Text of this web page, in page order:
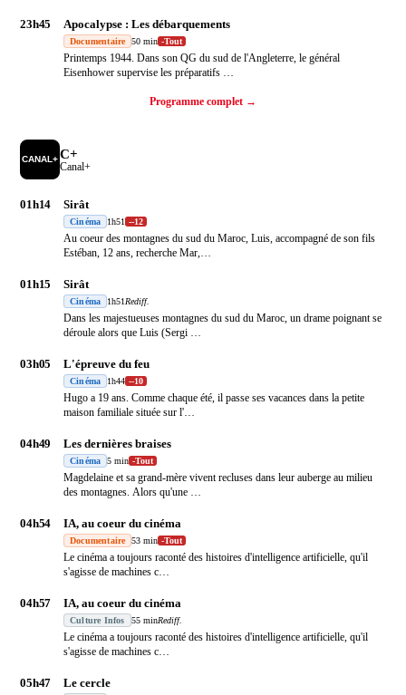
23h45 Apocalypse : Les débarquements
Documentaire 50 min -Tout
Printemps 1944. Dans son QG du sud de l'Angleterre, le général
Eisenhower supervise les préparatifs …
Programme complet →
C+
Canal+
01h14 Sirât
Cinéma 1h51 --12
Au coeur des montagnes du sud du Maroc, Luis, accompagné de son fils
Estéban, 12 ans, recherche Mar,…
01h15 Sirât
Cinéma 1h51 Rediff.
Dans les majestueuses montagnes du sud du Maroc, un drame poignant se
déroule alors que Luis (Sergi …
03h05 L'épreuve du feu
Cinéma 1h44 --10
Hugo a 19 ans. Comme chaque été, il passe ses vacances dans la petite
maison familiale située sur l'…
04h49 Les dernières braises
Cinéma 5 min -Tout
Magdelaine et sa grand-mère vivent recluses dans leur auberge au milieu
des montagnes. Alors qu'une …
04h54 IA, au coeur du cinéma
Documentaire 53 min -Tout
Le cinéma a toujours raconté des histoires d'intelligence artificielle, qu'il
s'agisse de machines c…
04h57 IA, au coeur du cinéma
Culture Infos 55 minRediff.
Le cinéma a toujours raconté des histoires d'intelligence artificielle, qu'il
s'agisse de machines c…
05h47 Le cercle